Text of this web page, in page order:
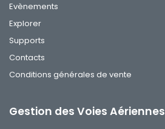
Evènements
Explorer
Supports
Contacts
Conditions générales de vente
Gestion des Voies Aériennes